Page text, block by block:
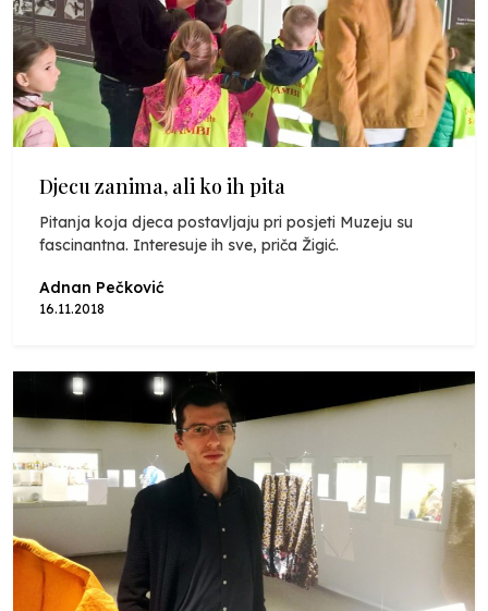
Djecu zanima, ali ko ih pita
Pitanja koja djeca postavljaju pri posjeti Muzeju su
fascinantna. Interesuje ih sve, priča Žigić.
Adnan Pečković
16.11.2018